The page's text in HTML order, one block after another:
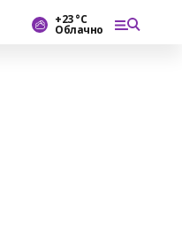
+23 °С
Облачно